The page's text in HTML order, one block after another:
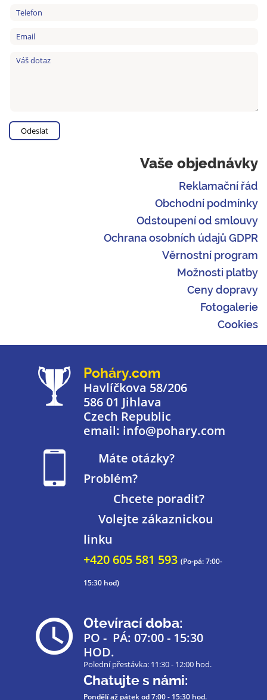
Vaše objednávky
Reklamační řád
Obchodní podmínky
Odstoupení od smlouvy
Ochrana osobních údajů GDPR
Věrnostní program
Možnosti platby
Ceny dopravy
Fotogalerie
Cookies
Poháry.com
Havlíčkova 58/206
586 01 Jihlava
Czech Republic
email: info@pohary.com
Máte otázky?
Problém?
Chcete poradit?
Volejte zákaznickou
linku
+420 605 581 593 (Po-pá: 7:00-
15:30 hod)
Otevírací doba:
PO - PÁ: 07:00 - 15:30
HOD.
Polední přestávka: 11:30 - 12:00 hod.
Chatujte s námi:
Pondělí až pátekod 7:00 - 15:30 hod.